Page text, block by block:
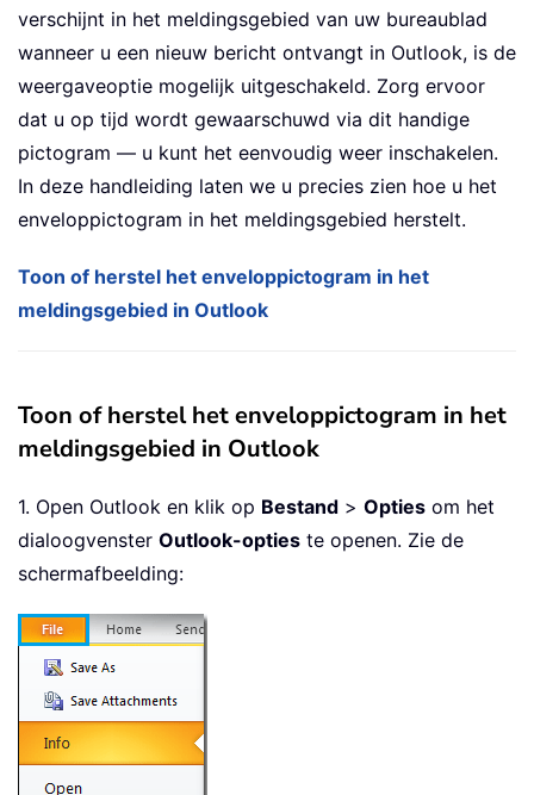
verschijnt in het meldingsgebied van uw bureaublad
wanneer u een nieuw bericht ontvangt in Outlook, is de
weergaveoptie mogelijk uitgeschakeld. Zorg ervoor
dat u op tijd wordt gewaarschuwd via dit handige
pictogram — u kunt het eenvoudig weer inschakelen.
In deze handleiding laten we u precies zien hoe u het
enveloppictogram in het meldingsgebied herstelt.
Toon of herstel het enveloppictogram in het
meldingsgebied in Outlook
Toon of herstel het enveloppictogram in het
meldingsgebied in Outlook
1. Open Outlook en klik op Bestand > Opties om het
dialoogvenster Outlook-opties te openen. Zie de
schermafbeelding: